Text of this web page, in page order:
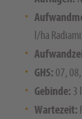
l/ha
GHS: 07,
Gebinde: 3
Wartezeit: